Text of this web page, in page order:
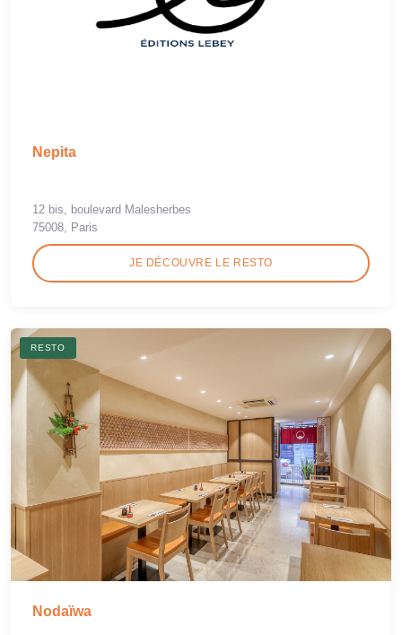
Nepita
12 bis, boulevard Malesherbes
75008, Paris
JE DÉCOUVRE LE RESTO
RESTO
Nodaïwa